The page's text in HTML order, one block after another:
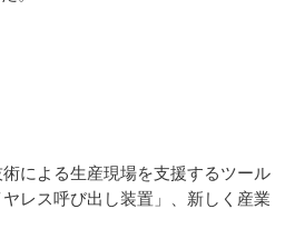
による生産現場を支援するツール
レス呼び出し装置」、新しく産業